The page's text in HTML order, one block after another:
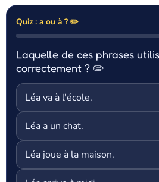
Quiz : a ou à ? ✏️
Laquelle de ces phrases
correctement ? ✏️
Léa va à l'école.
Léa a un chat.
Léa joue à la maison.